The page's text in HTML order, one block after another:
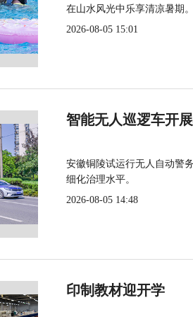
在山水风光中乐享清凉暑期。
2026-08-05 15:01
智能无人巡逻车开
安徽铜陵试运行无人自动警
细化治理水平。
2026-08-05 14:48
印制教材迎开学